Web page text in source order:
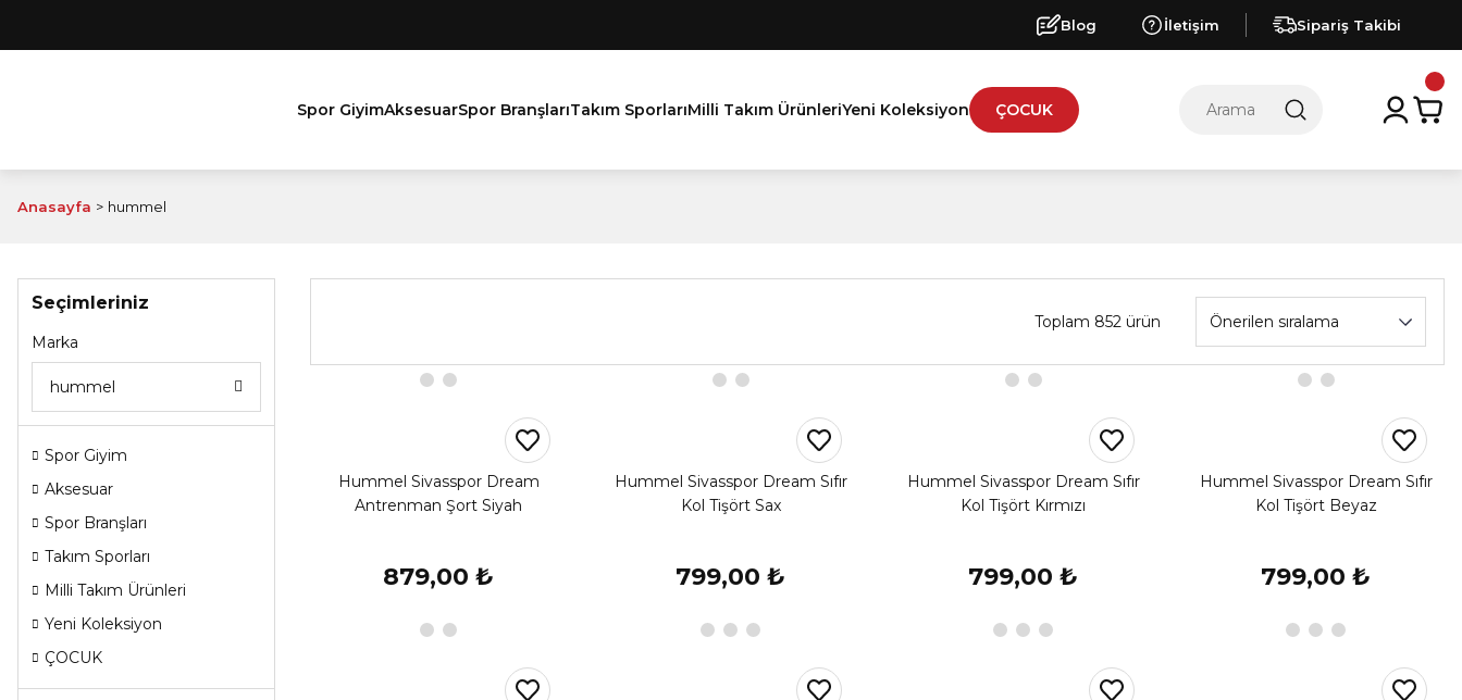
Blog İletişim Sipariş Takibi
Spor GiyimAksesuarSpor BranşlarıTakım SporlarıMilli Takım ÜrünleriYeni Koleksiyon ÇOCUK
Anasayfa hummel
Seçimleriniz
Marka
hummel
Spor Giyim
Aksesuar
Spor Branşları
Takım Sporları
Milli Takım Ürünleri
Yeni Koleksiyon
ÇOCUK
Toplam 852 ürün
Hummel Sivasspor Dream
Antrenman Şort Siyah
879,00 ₺
Hummel Sivasspor Dream Sıfır
Kol Tişört Sax
799,00 ₺
Hummel Sivasspor Dream Sıfır
Kol Tişört Kırmızı
799,00 ₺
Hummel Sivasspor Dream Sıfır
Kol Tişört Beyaz
799,00 ₺